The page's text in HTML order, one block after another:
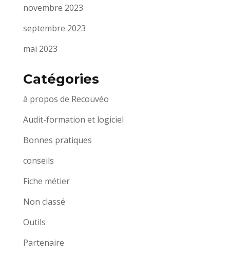
novembre 2023
septembre 2023
mai 2023
Catégories
à propos de Recouvéo
Audit-formation et logiciel
Bonnes pratiques
conseils
Fiche métier
Non classé
Outils
Partenaire